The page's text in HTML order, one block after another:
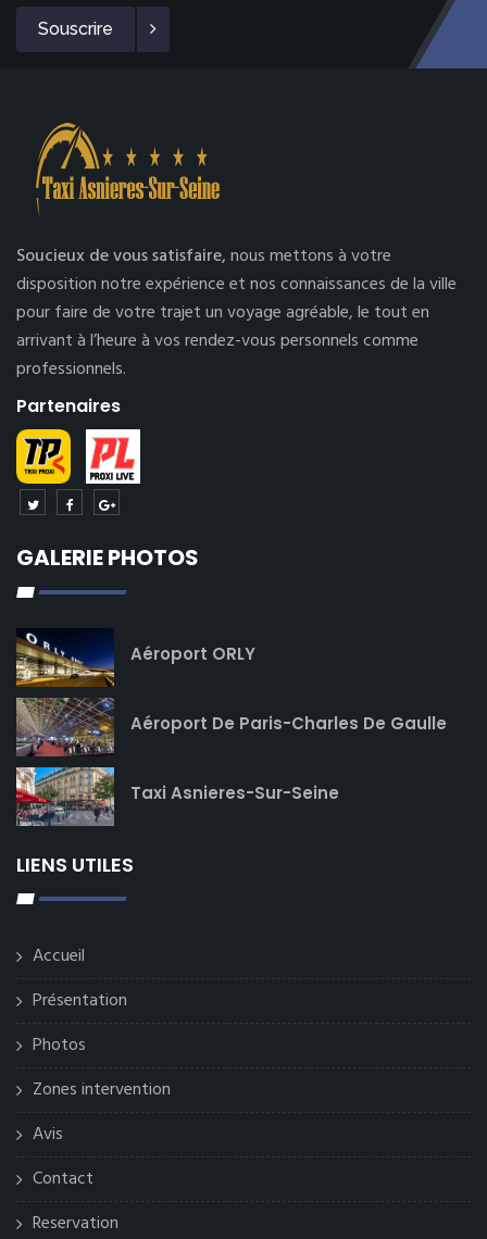
Souscrire
Soucieux de vous satisfaire,nous mettons à votre
disposition notre expérience et nos connaissances de la ville
pour faire de votre trajet un voyage agréable, le tout en
arrivant à l’heure à vos rendez-vous personnels comme
professionnels.
Partenaires
GALERIE PHOTOS
Aéroport ORLY
Aéroport De Paris-Charles De Gaulle
Taxi Asnieres-Sur-Seine
LIENS UTILES
Accueil
Présentation
Photos
Zones intervention
Avis
Contact
Reservation